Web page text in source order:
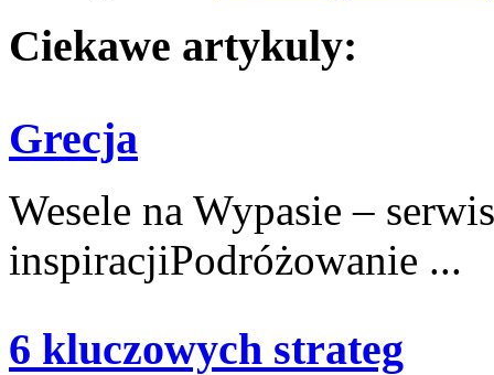
Ciekawe artykuly:
Grecja
Wesele na Wypasie –
inspiracjiPodróżowanie ...
6 kluczowych strateg